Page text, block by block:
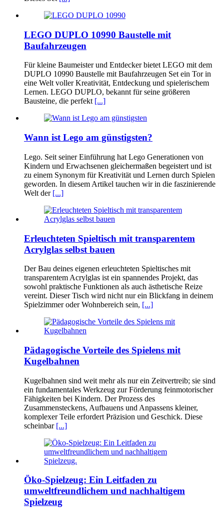
LEGO DUPLO 10990 Baustelle mit
Baufahrzeugen
Für kleine Baumeister und Entdecker bietet LEGO mit dem
DUPLO 10990 Baustelle mit Baufahrzeugen Set ein Tor in
eine Welt voller Kreativität, Entdeckung und spielerischem
Lernen. LEGO DUPLO, bekannt für seine größeren
Bausteine, die perfekt [...]
Wann ist Lego am günstigsten?
Lego. Seit seiner Einführung hat Lego Generationen von
Kindern und Erwachsenen gleichermaßen begeistert und ist
zu einem Synonym für Kreativität und Lernen durch Spielen
geworden. In diesem Artikel tauchen wir in die faszinierende
Welt der [...]
Erleuchteten Spieltisch mit transparentem
Acrylglas selbst bauen
Der Bau deines eigenen erleuchteten Spieltisches mit
transparentem Acrylglas ist ein spannendes Projekt, das
sowohl praktische Funktionen als auch ästhetische Reize
vereint. Dieser Tisch wird nicht nur ein Blickfang in deinem
Spielzimmer oder Wohnbereich sein, [...]
Pädagogische Vorteile des Spielens mit
Kugelbahnen
Kugelbahnen sind weit mehr als nur ein Zeitvertreib; sie sind
ein fundamentales Werkzeug zur Förderung feinmotorischer
Fähigkeiten bei Kindern. Der Prozess des
Zusammensteckens, Aufbauens und Anpassens kleiner,
komplexer Teile erfordert Präzision und Geschick. Diese
scheinbar [...]
Öko-Spielzeug: Ein Leitfaden zu
umweltfreundlichem und nachhaltigem
Spielzeug